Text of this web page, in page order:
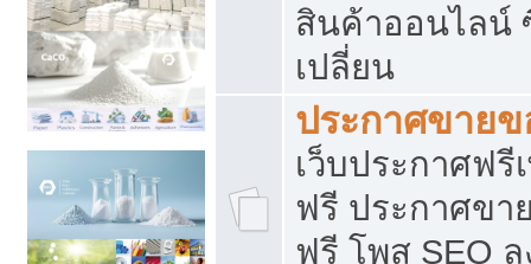
สินค้าออนไลน์
เปลี่ยน
ประกาศขายข
เว็บประกาศฟรี
ฟรี ประกาศขา
ฟรี โพส SEO